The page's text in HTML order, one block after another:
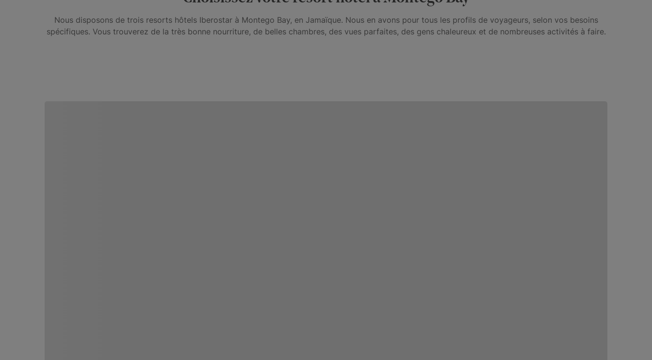
Nous disposons de trois resorts hôtels Iberostar à Montego Bay, en Jamaïque. Nous en avons pour tous les profils de voyageurs, selon vos besoins
spécifiques. Vous trouverez de la très bonne nourriture, de belles chambres, des vues parfaites, des gens chaleureux et de nombreuses activités à faire.